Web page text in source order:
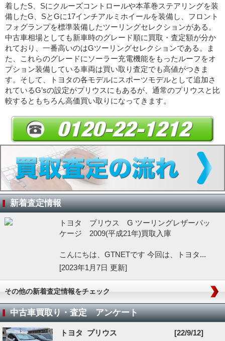
着したS、Sにクルーズコントロールや本革巻ステアリングを装
備したG、SとGに17インチアルミホイールを装備し、フロント
フォグランプを標準装備したツーリングセレクションがある。
中古車相場としても新車時のグレード順に買取・査定額が分か
れており、一番高いのはGツーリングセレクションである。ま
た、これらのグレードにソーラー充電機能をもったルーフをオ
プション装備している車両は買い取り査定でも高値がつきま
す。そして、トヨタの各モデルにスポーツモデルとして追加さ
れているG’sの設定がプリウスにもあるが、通常のプリウスと比
較するともちろん高価買い取りになってきます。
新着査定情報
トヨタ プリウス G ツーリングレザーパッ
ケージ 2009(平成21年)買取入庫
こんにちは、GTNETです 今回は、トヨタ...
[2023年1月7日 更新]
その他の新着査定情報をチェック
中古車買取り・査定 アンケート
トヨタ プリウス
[22/9/12]